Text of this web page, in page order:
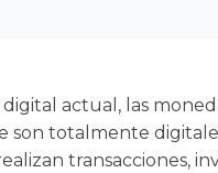
actual, las
son totalmente
transacciones,